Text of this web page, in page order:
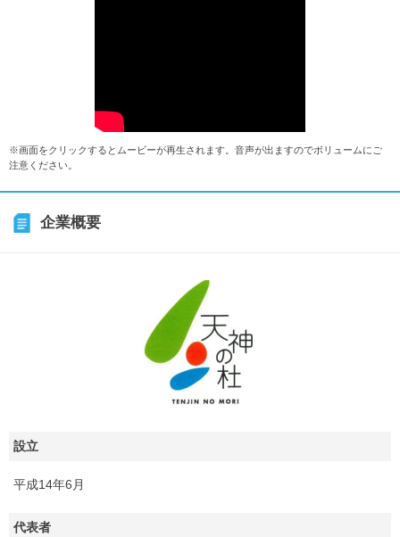
※画面をクリックするとムービーが再生されます。音声が出ますのでボリュームにご
注意ください。
企業概要
設立
平成14年6月
代表者